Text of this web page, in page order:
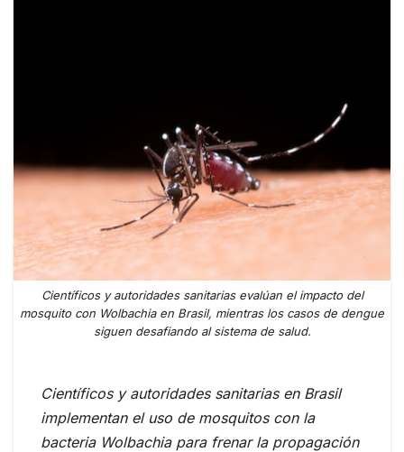
Científicos y autoridades sanitarias evalúan el impacto del
mosquito con Wolbachia en Brasil, mientras los casos de dengue
siguen desafiando al sistema de salud.
Científicos y autoridades sanitarias en Brasil
implementan el uso de mosquitos con la
bacteria Wolbachia para frenar la propagación